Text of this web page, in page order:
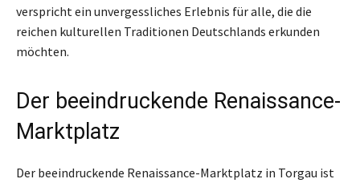
verspricht ein unvergessliches Erlebnis für alle, die die
reichen kulturellen Traditionen Deutschlands erkunden
möchten.
Der beeindruckende Renaissance-
Marktplatz
Der beeindruckende Renaissance-Marktplatz in Torgau ist